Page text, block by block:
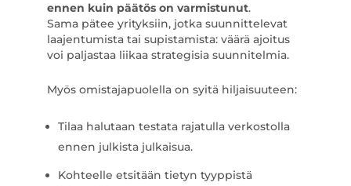
ennen kuin päätös on varmistunut.
Sama pätee yrityksiin, jotka suunnittelevat
laajentumista tai supistamista: väärä ajoitus
voi paljastaa liikaa strategisia suunnitelmia.
Myös omistajapuolella on syitä hiljaisuuteen:
Tilaa halutaan testata rajatulla verkostolla
ennen julkista julkaisua.
Kohteelle etsitään tietyn tyyppistä